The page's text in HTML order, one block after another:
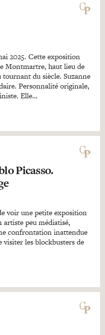
2025. Cette exposition
Montmartre, haut lieu de
du siècle. Suzanne
Personnalité originale,
Elle…
Picasso.
voir une petite exposition
peu médiatisé,
confrontation inattendue
les blockbusters de